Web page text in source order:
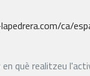
ca/
en què realitzeu